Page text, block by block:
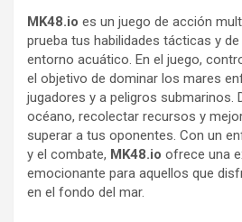
MK48.io es un juego de acción
prueba tus habilidades tácticas y
entorno acuático. En el juego,
el objetivo de dominar los mares
jugadores y a peligros submarinos.
océano, recolectar recursos y
superar a tus oponentes. Con un
y el combate, MK48.io ofrece una
emocionante para aquellos que
en el fondo del mar.